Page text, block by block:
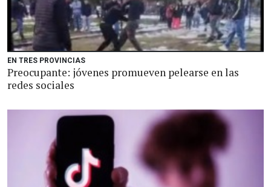
EN TRES PROVINCIAS
Preocupante: jóvenes promueven pelearse en las
redes sociales